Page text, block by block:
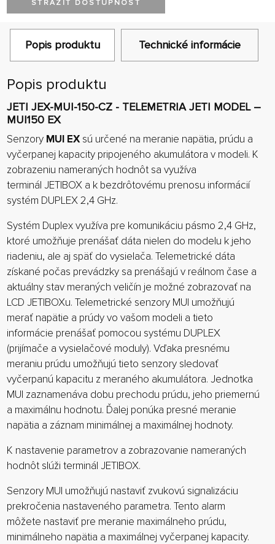
STRÁŽIŤ DOSTUPNOSŤ
Popis produktu Technické informácie
Popis produktu
JETI JEX-MUI-150-CZ - TELEMETRIA JETI MODEL –
MUI150 EX
Senzory MUI EXsú určené na meranie napätia, prúdu a
vyčerpanej kapacity pripojeného akumulátora v modeli. K
zobrazeniu nameraných hodnôt sa využíva
terminál JETIBOX a k bezdrôtovému prenosu informácií
systém DUPLEX 2,4 GHz.
Systém Duplex využíva pre komunikáciu pásmo 2,4 GHz,
ktoré umožňuje prenášať dáta nielen do modelu k jeho
riadeniu, ale aj späť do vysielača. Telemetrické dáta
získané počas prevádzky sa prenášajú v reálnom čase a
aktuálny stav meraných veličín je možné zobrazovať na
LCD JETIBOXu. Telemetrické senzory MUI umožňujú
merať napätie a prúdy vo vašom modeli a tieto
informácie prenášať pomocou systému DUPLEX
(prijímače a vysielačové moduly). Vďaka presnému
meraniu prúdu umožňujú tieto senzory sledovať
vyčerpanú kapacitu z meraného akumulátora. Jednotka
MUI zaznamenáva dobu prechodu prúdu, jeho priemernú
a maximálnu hodnotu. Ďalej ponúka presné meranie
napätia a záznam minimálnej a maximálnej hodnoty.
K nastavenie parametrov a zobrazovanie nameraných
hodnôt slúži terminál JETIBOX.
Senzory MUI umožňujú nastaviť zvukovú signalizáciu
prekročenia nastaveného parametra. Tento alarm
môžete nastaviť pre meranie maximálneho prúdu,
minimálneho napätia a maximálnej vyčerpanej kapacity.